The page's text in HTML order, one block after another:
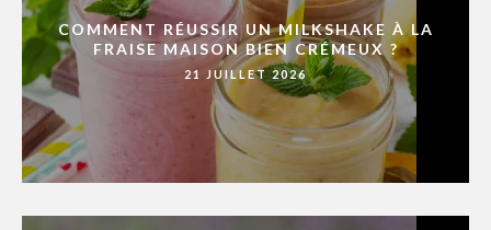
COMMENT RÉUSSIR UN MILKSHAKE À LA
FRAISE MAISON BIEN CRÉMEUX ?
21 JUILLET 2026